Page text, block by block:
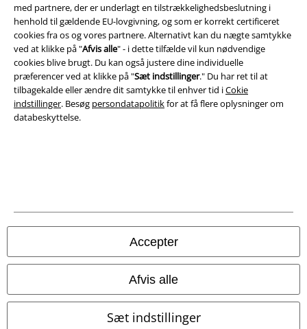
med partnere, der er underlagt en tilstrækkelighedsbeslutning i
henhold til gældende EU-lovgivning, og som er korrekt certificeret
cookies fra os og vores partnere. Alternativt kan du nægte samtykke
ved at klikke på "Afvis alle" - i dette tilfælde vil kun nødvendige
cookies blive brugt. Du kan også justere dine individuelle
præferencer ved at klikke på "Sæt indstillinger." Du har ret til at
tilbagekalde eller ændre dit samtykke til enhver tid iCokie
indstillinger. Besøg persondatapolitikfor at få flere oplysninger om
databeskyttelse.
Accepter
Afvis alle
Sæt indstillinger
Juridisk
Salgs-, medlems- & leveringsbetingelser
Om EMP Danmark
Persondatapolitik
Bortskaffelse af affald og miljøbeskyttelse
Cokie indstillinger
Alle priser er inkl. moms. Oplyst leveringstid er et estimat og ikke
© 1986-2026 E.M.P. Merchandising HGmbH